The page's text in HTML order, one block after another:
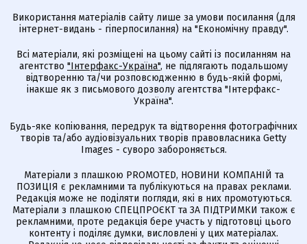
Використання матеріалів сайту лише за умови посилання (для
інтернет-видань - гіперпосилання) на "Економічну правду".
Всі матеріали, які розміщені на цьому сайті із посиланням на
агентство "Інтерфакс-Україна", не підлягають подальшому
відтворенню та/чи розповсюдженню в будь-якій формі,
інакше як з письмового дозволу агентства "Інтерфакс-
Україна".
Будь-яке копіювання, передрук та відтворення фотографічних
творів та/або аудіовізуальних творів правовласника Getty
Images - суворо забороняється.
Матеріали з плашкою PROMOTED, НОВИНИ КОМПАНІЙ та
ПОЗИЦІЯ є рекламними та публікуються на правах реклами.
Редакція може не поділяти погляди, які в них промотуються.
Матеріали з плашкою СПЕЦПРОЄКТ та ЗА ПІДТРИМКИ також є
рекламними, проте редакція бере участь у підготовці цього
контенту і поділяє думки, висловлені у цих матеріалах.